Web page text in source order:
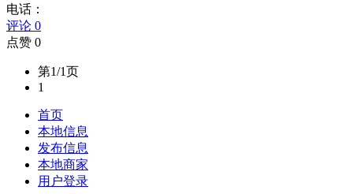
电话：
评论 0
点赞 0
第1/1页
1
首页
本地信息
发布信息
本地商家
用户登录